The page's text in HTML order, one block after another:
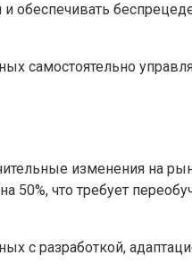
обеспечивать
самостоятельно
изменения на
что требует
с разработкой,